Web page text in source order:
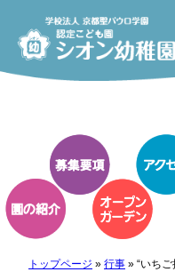
トップページ » 行事» “いち